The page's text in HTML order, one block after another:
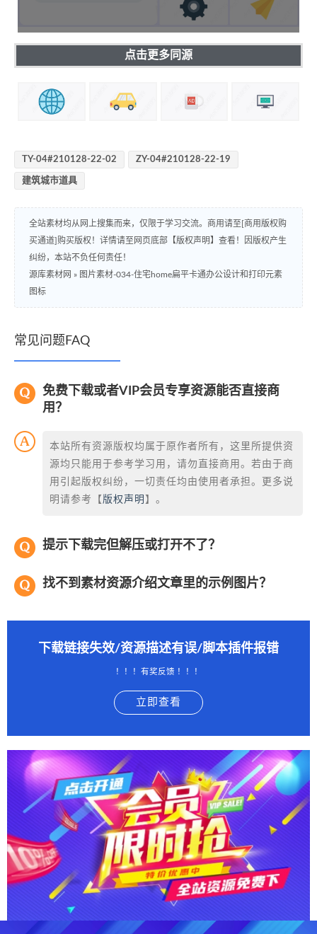
点击更多同源
TY-04#210128-22-02 ZY-04#210128-22-19
建筑城市道具
全站素材均从网上搜集而来，仅限于学习交流。商用请至[商用版权购
买通道]购买版权！详情请至网页底部【版权声明】查看！因版权产生
纠纷，本站不负任何责任！
源库素材网 » 图片素材-034-住宅home扁平卡通办公设计和打印元素
图标
常见问题FAQ
免费下载或者VIP会员专享资源能否直接商
用？
本站所有资源版权均属于原作者所有，这里所提供资
源均只能用于参考学习用，请勿直接商用。若由于商
用引起版权纠纷，一切责任均由使用者承担。更多说
明请参考【 版权声明 】。
提示下载完但解压或打开不了？
找不到素材资源介绍文章里的示例图片？
下载链接失效/资源描述有误/脚本插件报错
！！！有奖反馈 ！！！
立即查看